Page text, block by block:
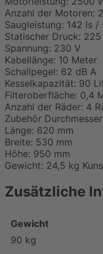
Anzahl der Motoren: 2
Saugleistung: 142 ls /
Statischer Druck:
Spannung: 230 V
Kabellänge: 10 Meter
Schallpegel: 62 dB A
Kesselkapazität: 90
Filteroberfläche: 0,4
Anzahl der Räder: 4
Zubehör
Länge: 620 mm
Breite: 530 mm
Höhe: 950 mm
Gewicht: 24,5 kg
Zusätzliche
Gewicht
90 kg